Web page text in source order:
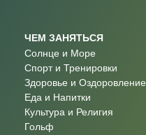
ЧЕМ ЗАНЯТЬСЯ
Солнце и Море
Спорт и Тренировки
Здоровье и Оздоровление
Еда и Напитки
Культура и Религия
Гольф